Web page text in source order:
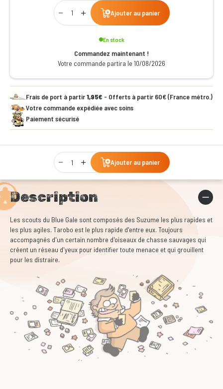
Qty
Ajouter au panier
En stock
Commandez maintenant !
Votre commande partira le 10/08/2026
Frais de port à partir1,95€ - Offerts à partir 60€ (France métro.)
Votre commande expédiée avec soins
Paiement sécurisé
Qty
Ajouter au panier
Description
Les scouts du Blue Gale sont composés des Suzume les plus rapides et
les plus agiles. Tarobo est le plus rapide d'entre eux. Toujours
accompagnés d'un certain nombre d'oiseaux de chasse sauvages qui
créent un réseau d'yeux pour identifier toute menace et qui grouillent
pour les distraire.